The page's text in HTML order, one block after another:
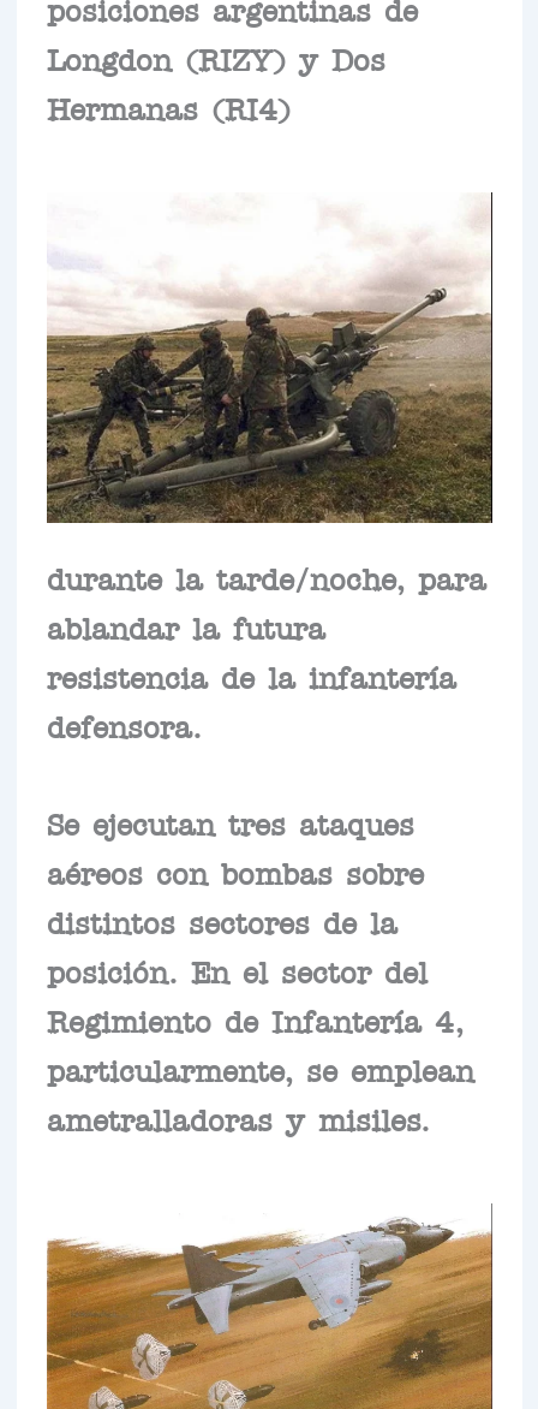
posiciones argentinas de
Longdon (RIZY) y Dos
Hermanas (RI4)
durante la tarde/noche, para
ablandar la futura
resistencia de la infantería
defensora.
Se ejecutan tres ataques
aéreos con bombas sobre
distintos sectores de la
posición. En el sector del
Regimiento de Infantería 4,
particularmente, se emplean
ametralladoras y misiles.